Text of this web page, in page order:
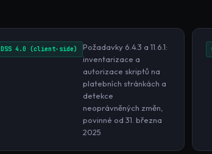
DSS 4.0 (client-side)
Požadavky 6.4.3 a 11.6.1:
inventarizace a
autorizace skriptů na
platebních stránkách a
detekce
neoprávněných změn,
povinné od 31. března
2025